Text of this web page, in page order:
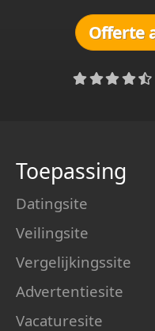
Offerte
Toepassing
Datingsite
Veilingsite
Vergelijkingssite
Advertentiesite
Vacaturesite